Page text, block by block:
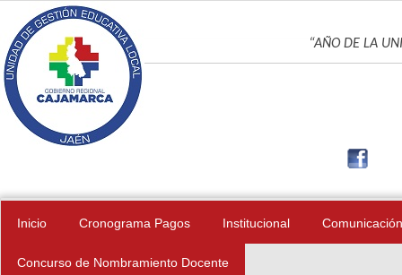
Pasar al contenido principal
“AÑO DE LA
Inicio Cronograma Pagos Institucional Comunicación
Concurso de Nombramiento Docente